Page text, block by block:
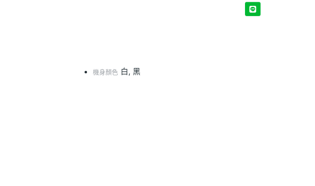
機身顏色 白, 黑